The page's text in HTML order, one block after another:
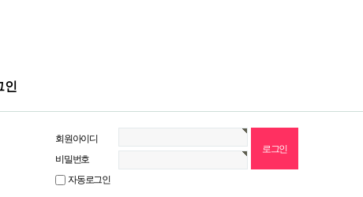
인
회원아이디
비밀번호
자동로그인